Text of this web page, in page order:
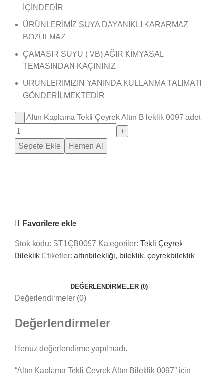
İÇİNDEDİR
ÜRÜNLERİMİZ SUYA DAYANIKLI KARARMAZ
BOZULMAZ
ÇAMASIR SUYU ( VB) AĞIR KİMYASAL
TEMASINDAN KAÇININIZ
ÜRÜNLERİMİZİN YANINDA KULLANMA TALİMATI
GÖNDERİLMEKTEDİR
Altın Kaplama Tekli Çeyrek Altın Bileklik 0097 adet
Sepete Ekle Hemen Al
Favorilere ekle
Stok kodu: ST1ÇB0097 Kategoriler: Tekli Çeyrek
Bileklik Etiketler: altınbilekliği, bileklik, çeyrekbileklik
DEĞERLENDIRMELER (0)
Değerlendirmeler (0)
Değerlendirmeler
Henüz değerlendirme yapılmadı.
“Altın Kaplama Tekli Çeyrek Altın Bileklik 0097” için